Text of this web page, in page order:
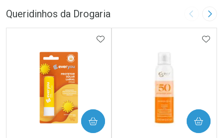
Queridinhos da Drogaria Imagem
ADICIONAR AOS FAVORITOS
COMPRAR COMPRAR